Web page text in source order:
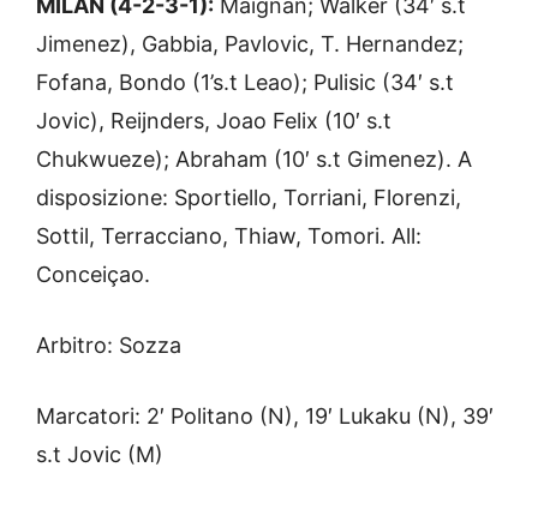
Jimenez), Gabbia, Pavlovic, T. Hernandez;
Fofana, Bondo (1’s.t Leao); Pulisic (34′ s.t
Jovic), Reijnders, Joao Felix (10′ s.t
Chukwueze); Abraham (10′ s.t Gimenez). A
disposizione: Sportiello, Torriani, Florenzi,
Sottil, Terracciano, Thiaw, Tomori. All:
Conceiçao.
Arbitro: Sozza
Marcatori: 2′ Politano (N), 19′ Lukaku (N), 39′
s.t Jovic (M)